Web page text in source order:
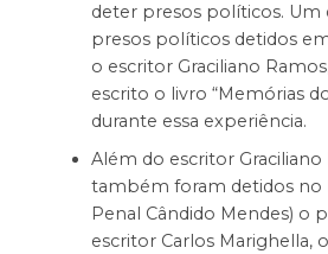
deter presos políticos. Um
presos políticos detidos
o escritor Graciliano
escrito o livro “Memórias
durante essa experiência.
Além do escritor Graciliano
também foram detidos no
Penal Cândido Mendes) o
escritor Carlos Marighella,